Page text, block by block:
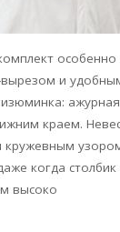
особенно
вырезом и
изюминка:
краем.
кружевным
когда
высоко